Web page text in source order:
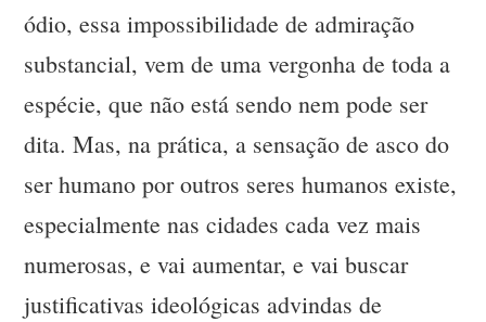
ódio, essa impossibilidade de admiração
substancial, vem de uma vergonha de toda a
espécie, que não está sendo nem pode ser
dita. Mas, na prática, a sensação de asco do
ser humano por outros seres humanos existe,
especialmente nas cidades cada vez mais
numerosas, e vai aumentar, e vai buscar
justificativas ideológicas advindas de